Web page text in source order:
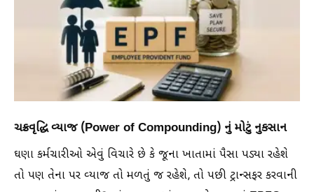
ચક્રવૃદ્ધિ વ્યાજ (Power of Compounding) નું મોટું નુકસાન
ઘણા કર્મચારીઓ એવું વિચારે છે કે જૂના ખાતામાં પૈસા પડ્યા રહેશે
તો પણ તેના પર વ્યાજ તો મળતું જ રહેશે, તો પછી ટ્રાન્સફર કરવાની